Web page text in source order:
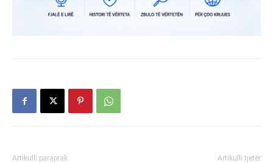
Artikulli paraprak Artikulli tjetër